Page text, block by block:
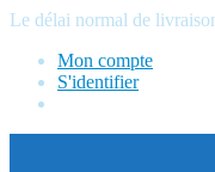
Le délai normal de
Mon compte
S'identifier